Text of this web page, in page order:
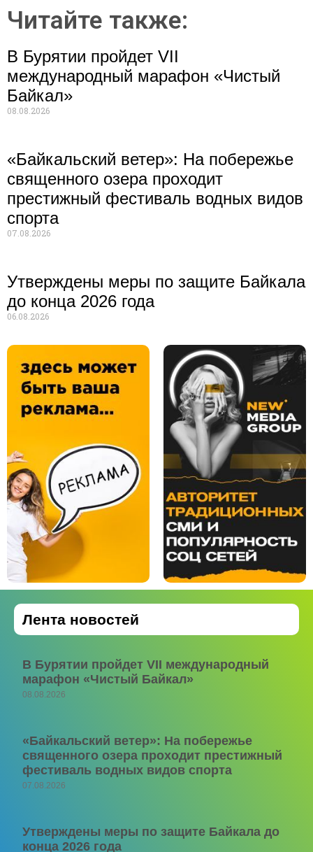
Читайте также:
В Бурятии пройдет VII
международный марафон «Чистый
Байкал»
08.08.2026
«Байкальский ветер»: На побережье
священного озера проходит
престижный фестиваль водных видов
спорта
07.08.2026
Утверждены меры по защите Байкала
до конца 2026 года
06.08.2026
Лента новостей
В Бурятии пройдет VII международный
марафон «Чистый Байкал»
08.08.2026
«Байкальский ветер»: На побережье
священного озера проходит престижный
фестиваль водных видов спорта
07.08.2026
Утверждены меры по защите Байкала до
конца 2026 года